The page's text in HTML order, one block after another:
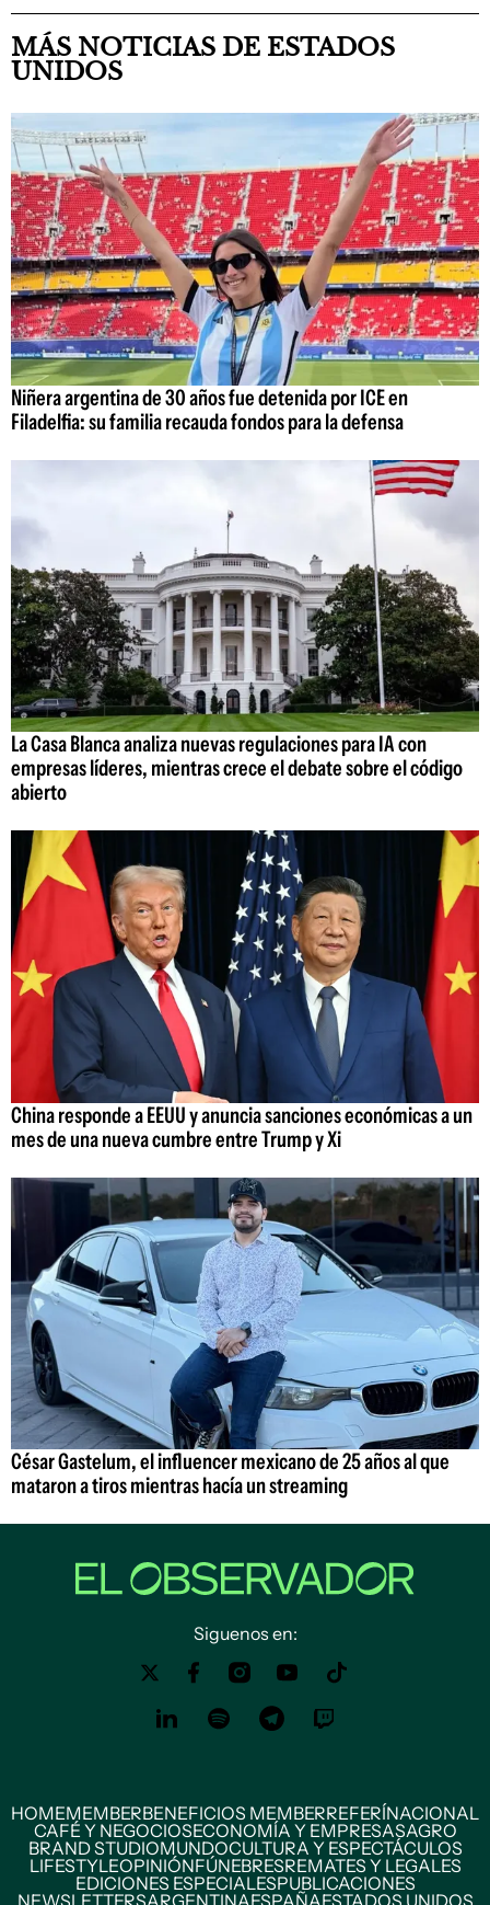
MÁS NOTICIAS DE ESTADOS
UNIDOS
Niñera argentina de 30 años fue detenida por ICE en
Filadelfia: su familia recauda fondos para la defensa
La Casa Blanca analiza nuevas regulaciones para IA con
empresas líderes, mientras crece el debate sobre el código
abierto
China responde a EEUU y anuncia sanciones económicas a un
mes de una nueva cumbre entre Trump y Xi
César Gastelum, el influencer mexicano de 25 años al que
mataron a tiros mientras hacía un streaming
Siguenos en:
HOMEMEMBERBENEFICIOS MEMBERREFERÍNACIONAL
CAFÉ Y NEGOCIOSECONOMÍA Y EMPRESASAGRO
BRAND STUDIOMUNDOCULTURA Y ESPECTÁCULOS
LIFESTYLEOPINIÓNFÚNEBRESREMATES Y LEGALES
EDICIONES ESPECIALESPUBLICACIONES